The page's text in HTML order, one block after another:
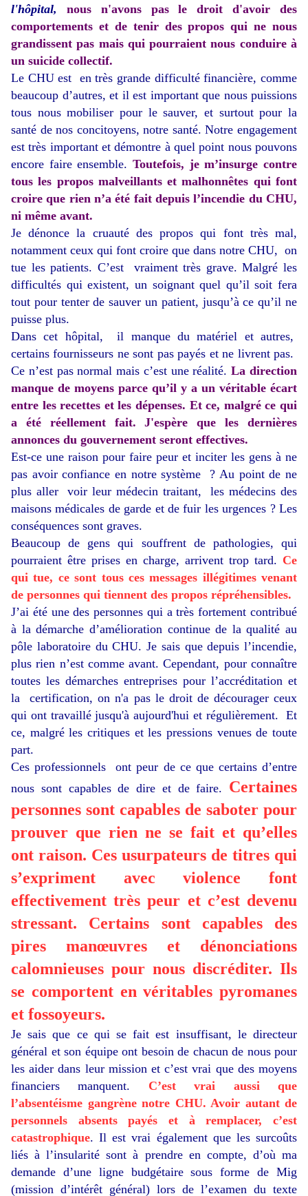
l'hôpital, nous n'avons pas le droit d'avoir des
comportements et de tenir des propos qui ne nous
grandissent pas mais qui pourraient nous conduire à
un suicide collectif.
Le CHU est en très grande difficulté financière, comme
beaucoup d’autres, et il est important que nous puissions
tous nous mobiliser pour le sauver, et surtout pour la
santé de nos concitoyens, notre santé. Notre engagement
est très important et démontre à quel point nous pouvons
encore faire ensemble. Toutefois, je m’insurge contre
tous les propos malveillants et malhonnêtes qui font
croire que rien n’a été fait depuis l’incendie du CHU,
ni même avant.
Je dénonce la cruauté des propos qui font très mal,
notamment ceux qui font croire que dans notre CHU, on
tue les patients. C’est vraiment très grave. Malgré les
difficultés qui existent, un soignant quel qu’il soit fera
tout pour tenter de sauver un patient, jusqu’à ce qu’il ne
puisse plus.
Dans cet hôpital, il manque du matériel et autres,
certains fournisseurs ne sont pas payés et ne livrent pas.
Ce n’est pas normal mais c’est une réalité. La direction
manque de moyens parce qu’il y a un véritable écart
entre les recettes et les dépenses. Et ce, malgré ce qui
a été réellement fait. J'espère que les dernières
annonces du gouvernement seront effectives.
Est-ce une raison pour faire peur et inciter les gens à ne
pas avoir confiance en notre système ? Au point de ne
plus aller voir leur médecin traitant, les médecins des
maisons médicales de garde et de fuir les urgences ? Les
conséquences sont graves.
Beaucoup de gens qui souffrent de pathologies, qui
pourraient être prises en charge, arrivent trop tard. Ce
qui tue, ce sont tous ces messages illégitimes venant
de personnes qui tiennent des propos répréhensibles.
J’ai été une des personnes qui a très fortement contribué
à la démarche d’amélioration continue de la qualité au
pôle laboratoire du CHU. Je sais que depuis l’incendie,
plus rien n’est comme avant. Cependant, pour connaître
toutes les démarches entreprises pour l’accréditation et
la certification, on n'a pas le droit de décourager ceux
qui ont travaillé jusqu'à aujourd'hui et régulièrement. Et
ce, malgré les critiques et les pressions venues de toute
part.
Ces professionnels ont peur de ce que certains d’entre
nous sont capables de dire et de faire. Certaines
personnes sont capables de saboter pour
prouver que rien ne se fait et qu’elles
ont raison. Ces usurpateurs de titres qui
s’expriment avec violence font
effectivement très peur et c’est devenu
stressant. Certains sont capables des
pires manœuvres et dénonciations
calomnieuses pour nous discréditer. Ils
se comportent en véritables pyromanes
et fossoyeurs.
Je sais que ce qui se fait est insuffisant, le directeur
général et son équipe ont besoin de chacun de nous pour
les aider dans leur mission et c’est vrai que des moyens
financiers manquent. C’est vrai aussi que
l’absentéisme gangrène notre CHU. Avoir autant de
personnels absents payés et à remplacer, c’est
catastrophique. Il est vrai également que les surcoûts
liés à l’insularité sont à prendre en compte, d’où ma
demande d’une ligne budgétaire sous forme de Mig
(mission d’intérêt général) lors de l’examen du texte